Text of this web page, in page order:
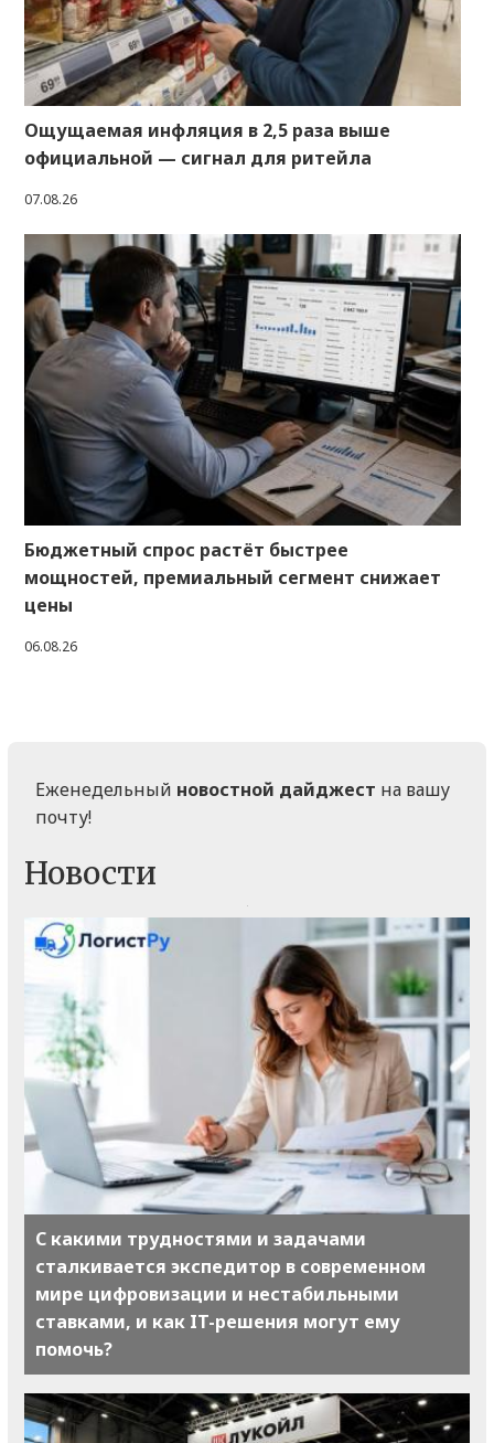
Ощущаемая инфляция в 2,5 раза выше
официальной — сигнал для ритейла
07.08.26
Бюджетный спрос растёт быстрее
мощностей, премиальный сегмент снижает
цены
06.08.26
Еженедельный новостной дайджест на вашу
почту!
Новости
С какими трудностями и задачами
сталкивается экспедитор в современном
мире цифровизации и нестабильными
ставками, и как IT-решения могут ему
помочь?